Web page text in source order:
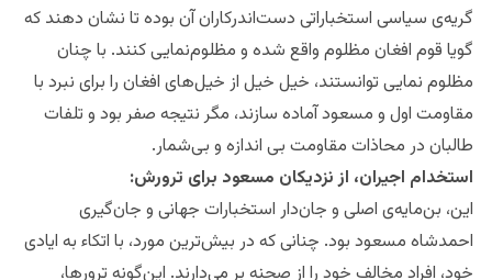
گریه‌ی سیاسی استخباراتی دست‌اندرکاران آن بوده تا نشان دهند که
گویا قوم افغان مظلوم واقع شده و مظلوم‌نمایی کنند. با چنان
مظلوم نمایی توانستند، خیل خیل از خیل‌های افغان را برای نبرد با
مقاومت اول و مسعود آماده سازند، مگر نتیجه صفر بود و تلفات
طالبان در محاذات مقاومت بی اندازه و بی‌شمار.
استخدام اجیران، از نزدیکان مسعود برای ترورش:
این‌، بن‌مایه‌ی اصلی و جان‌دار استخبارات جهانی و جان‌گیری
احمدشاه مسعود بود. چنانی که در بیش‌ترین مورد، با اتکاء به ایادی
خود، افراد مخالف خود را از صحنه بر می‌دارند. این‌گونه ترورها،